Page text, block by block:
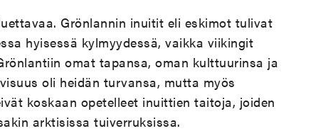
Grönlannin inuitit eli eskimot tulivat
hyisessä kylmyydessä, vaikka viikingit
omat tapansa, oman kulttuurinsa ja
oli heidän turvansa, mutta myös
koskaan opetelleet inuittien taitoja, joiden
arktisissa tuiverruksissa.